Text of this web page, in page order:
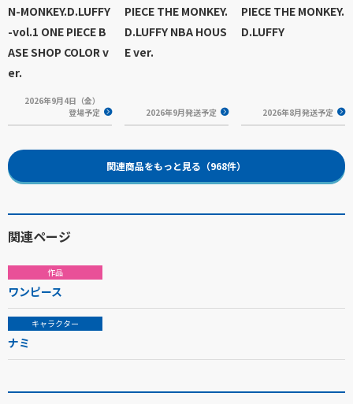
N-MONKEY.D.LUFFY
-vol.1 ONE PIECE B
ASE SHOP COLOR v
er.
2026年9月4日（金）
登場予定
PIECE THE MONKEY.
D.LUFFY NBA HOUS
E ver.
2026年9月発送予定
PIECE THE MONKEY.
D.LUFFY
2026年8月発送予定
関連商品をもっと見る（968件）
関連ページ
作品
ワンピース
キャラクター
ナミ